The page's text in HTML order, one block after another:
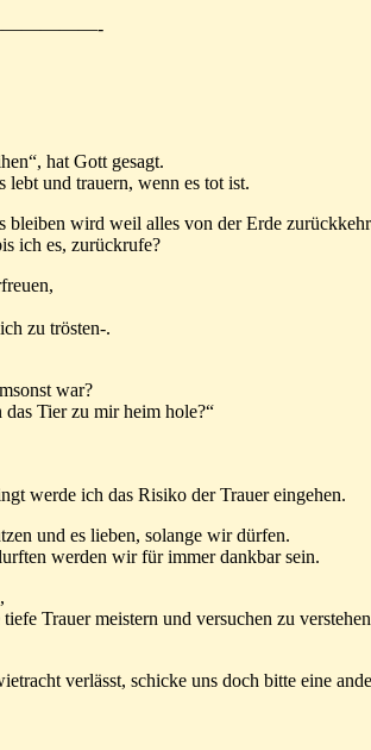
hat Gott gesagt.
lebt und trauern, wenn es tot ist.
bleiben wird weil alles von der Erde
ich es, zurückrufe?
zu trösten-.
war?
Tier zu mir heim hole?“
werde ich das Risiko der Trauer eingehen.
und es lieben, solange wir dürfen.
werden wir für immer dankbar sein.
Trauer meistern und versuchen zu verstehen
verlässt, schicke uns doch bitte eine